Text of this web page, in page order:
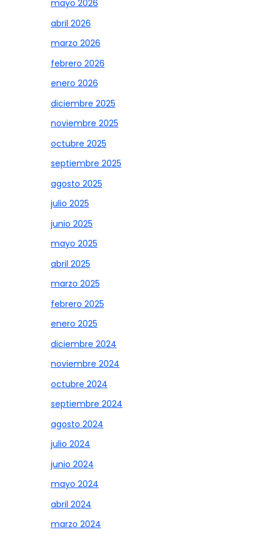
mayo 2026
abril 2026
marzo 2026
febrero 2026
enero 2026
diciembre 2025
noviembre 2025
octubre 2025
septiembre 2025
agosto 2025
julio 2025
junio 2025
mayo 2025
abril 2025
marzo 2025
febrero 2025
enero 2025
diciembre 2024
noviembre 2024
octubre 2024
septiembre 2024
agosto 2024
julio 2024
junio 2024
mayo 2024
abril 2024
marzo 2024